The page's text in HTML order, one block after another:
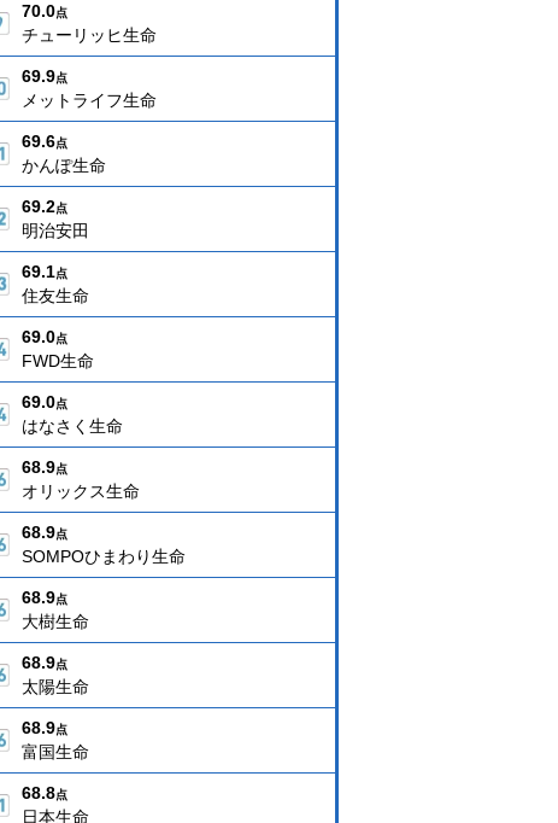
70.0点
チューリッヒ生命
69.9点
メットライフ生命
69.6点
かんぽ生命
69.2点
明治安田
69.1点
住友生命
69.0点
FWD生命
69.0点
はなさく生命
68.9点
オリックス生命
68.9点
SOMPOひまわり生命
68.9点
大樹生命
68.9点
太陽生命
68.9点
富国生命
68.8点
日本生命